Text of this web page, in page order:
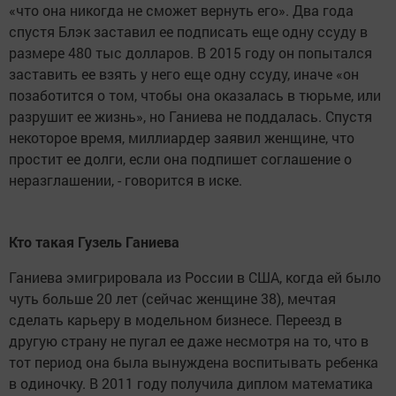
«что она никогда не сможет вернуть его». Два года
спустя Блэк заставил ее подписать еще одну ссуду в
размере 480 тыс долларов. В 2015 году он попытался
заставить ее взять у него еще одну ссуду, иначе «он
позаботится о том, чтобы она оказалась в тюрьме, или
разрушит ее жизнь», но Ганиева не поддалась. Спустя
некоторое время, миллиардер заявил женщине, что
простит ее долги, если она подпишет соглашение о
неразглашении, - говорится в иске.
Кто такая Гузель Ганиева
Ганиева эмигрировала из России в США, когда ей было
чуть больше 20 лет (сейчас женщине 38), мечтая
сделать карьеру в модельном бизнесе. Переезд в
другую страну не пугал ее даже несмотря на то, что в
тот период она была вынуждена воспитывать ребенка
в одиночку. В 2011 году получила диплом математика